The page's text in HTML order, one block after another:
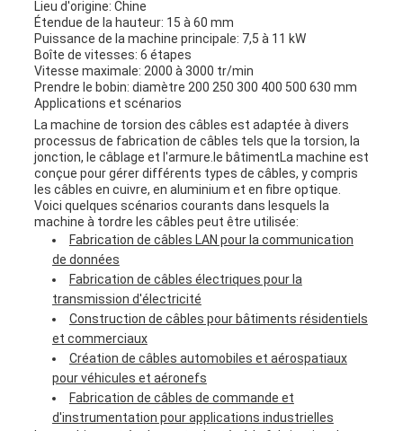
Lieu d'origine: Chine
Étendue de la hauteur: 15 à 60 mm
Puissance de la machine principale: 7,5 à 11 kW
Boîte de vitesses: 6 étapes
Vitesse maximale: 2000 à 3000 tr/min
Prendre le bobin: diamètre 200 250 300 400 500 630 mm
Applications et scénarios
La machine de torsion des câbles est adaptée à divers
processus de fabrication de câbles tels que la torsion, la
jonction, le câblage et l'armure.le bâtimentLa machine est
conçue pour gérer différents types de câbles, y compris
les câbles en cuivre, en aluminium et en fibre optique.
Voici quelques scénarios courants dans lesquels la
machine à tordre les câbles peut être utilisée:
Fabrication de câbles LAN pour la communication
de données
Fabrication de câbles électriques pour la
transmission d'électricité
Construction de câbles pour bâtiments résidentiels
et commerciaux
Création de câbles automobiles et aérospatiaux
pour véhicules et aéronefs
Fabrication de câbles de commande et
d'instrumentation pour applications industrielles